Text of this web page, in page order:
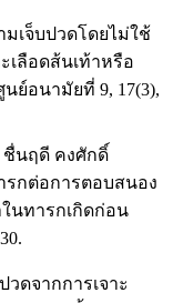
มเจ็บปวดโดยไม่ใช้
เลือดส้นเท้าหรือ
ย์อนามัยที่ 9, 17(3),
ชื่นฤดี คงศักดิ์
รกต่อการตอบสนอง
นทารกเกิดก่อน
ดจากการเจาะ